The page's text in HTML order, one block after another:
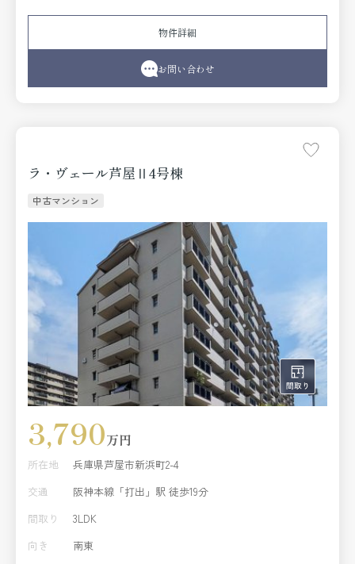
い。経験豊富な当社スタッフがしっかりとサポートいたし
物件詳細
お問い合わせ
ラ・ヴェール芦屋Ⅱ4号棟
中古マンション
3,790万円
所在地
兵庫県芦屋市新浜町2-4
交通
阪神本線「打出」駅 徒歩19分
間取り
3LDK
向き
南東